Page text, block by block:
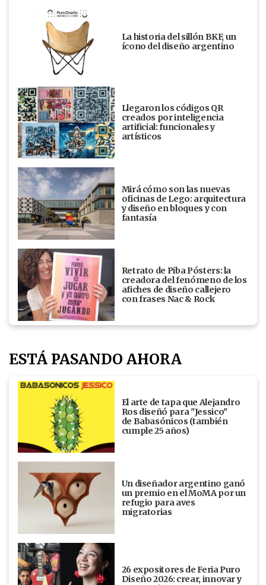
La historia del sillón BKF, un
ícono del diseño argentino
Llegaron los códigos QR
creados por inteligencia
artificial: funcionales y
artísticos
Mirá cómo son las nuevas
oficinas de Lego: arquitectura
y diseño en bloques y con
fantasía
Retrato de Piba Pósters: la
creadora del fenómeno de los
afiches de diseño callejero
con frases Nac & Rock
ESTÁ PASANDO AHORA
El arte de tapa que Alejandro
Ros diseñó para "Jessico"
de Babasónicos (también
cumple 25 años)
Un diseñador argentino ganó
un premio en el MoMA por un
refugio para aves
migratorias
26 expositores de Feria Puro
Diseño 2026: crear, innovar y